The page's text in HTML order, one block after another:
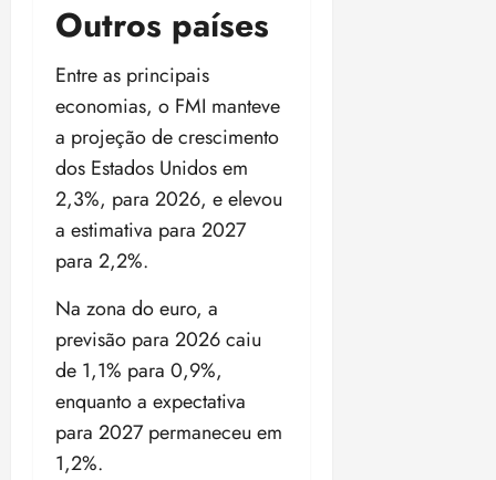
Outros países
Entre as principais
economias, o FMI manteve
a projeção de crescimento
dos Estados Unidos em
2,3%, para 2026, e elevou
a estimativa para 2027
para 2,2%.
Na zona do euro, a
previsão para 2026 caiu
de 1,1% para 0,9%,
enquanto a expectativa
para 2027 permaneceu em
1,2%.